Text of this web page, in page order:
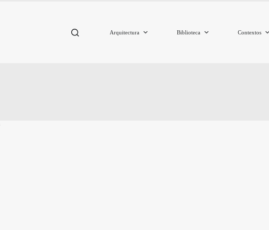
Arquitectura Biblioteca Contextos